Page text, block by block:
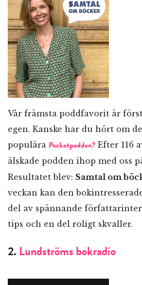
Vår främsta poddfavorit är
egen. Kanske har du hört om
populära Pocketpodden? Efter 116
älskade podden ihop med oss
Resultatet blev: Samtal om
veckan kan den
del av spännande
tips och en del roligt skvaller.
2. Lundströms bokradio